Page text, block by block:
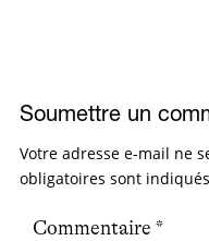
Soumettre un
Votre adresse e-mail ne
obligatoires sont